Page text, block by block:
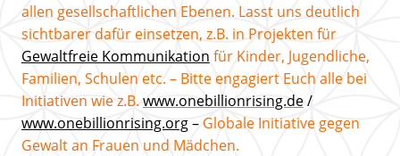
allen gesellschaftlichen Ebenen. Lasst uns deutlich
sichtbarer dafür einsetzen, z.B. in Projekten für
Gewaltfreie Kommunikation für Kinder, Jugendliche,
Familien, Schulen etc. – Bitte engagiert Euch alle bei
Initiativen wie z.B. www.onebillionrising.de/
www.onebillionrising.org–Globale Initiative gegen
Gewalt an Frauen und Mädchen.